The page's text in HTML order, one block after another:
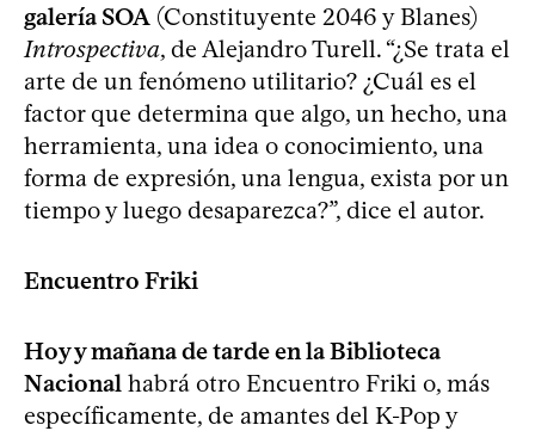
galería SOA (Constituyente 2046 y Blanes)
Introspectiva, de Alejandro Turell. “¿Se trata el
arte de un fenómeno utilitario? ¿Cuál es el
factor que determina que algo, un hecho, una
herramienta, una idea o conocimiento, una
forma de expresión, una lengua, exista por un
tiempo y luego desaparezca?”, dice el autor.
Encuentro Friki
Hoy y mañana de tarde en la Biblioteca
Nacional habrá otro Encuentro Friki o, más
específicamente, de amantes del K-Pop y